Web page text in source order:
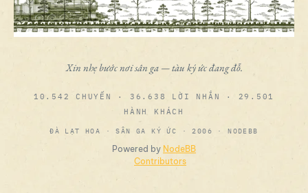
Xin nhẹ bước nơi sân ga — tàu ký ức đang đỗ.
10.542 CHUYẾN · 36.638 LỜI NHẮN · 29.501
HÀNH KHÁCH
ĐÀ LẠT HOA · SÂN GA KÝ ỨC · 2006 · NODEBB
Powered by NodeBB
Contributors